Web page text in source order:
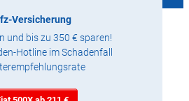
Versicherung
und bis zu 350 € sparen!
Hotline im Schadenfall